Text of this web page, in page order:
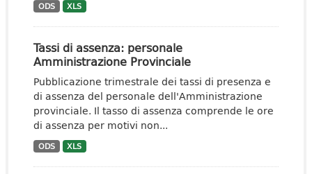
ODS XLS
Tassi di assenza: personale
Amministrazione Provinciale
Pubblicazione trimestrale dei tassi di presenza e
di assenza del personale dell'Amministrazione
provinciale. Il tasso di assenza comprende le ore
di assenza per motivi non...
ODS XLS